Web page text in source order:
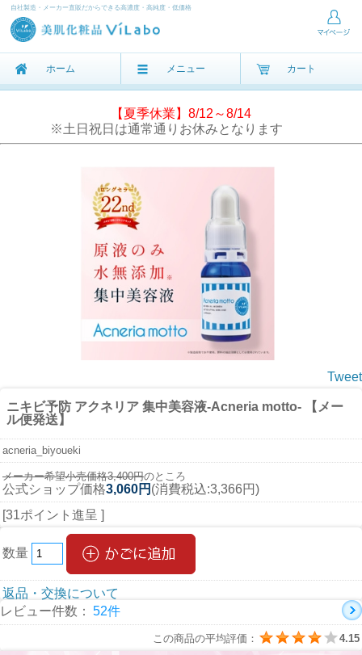
自社製造・メーカー直販だからできる高濃度・高純度・低価格
ホーム メニュー カート
【夏季休業】8/12～8/14
※土日祝日は通常通りお休みとなります
Tweet
ニキビ予防 アクネリア 集中美容液-Acneria motto- 【メー
ル便発送】
acneria_biyoueki
メーカー希望小売価格3,400円のところ
公式ショップ価格3,060円 (消費税込:3,366円)
[31ポイント進呈 ]
数量
返品・交換について
レビュー件数： 52件
この商品の平均評価： 4.15